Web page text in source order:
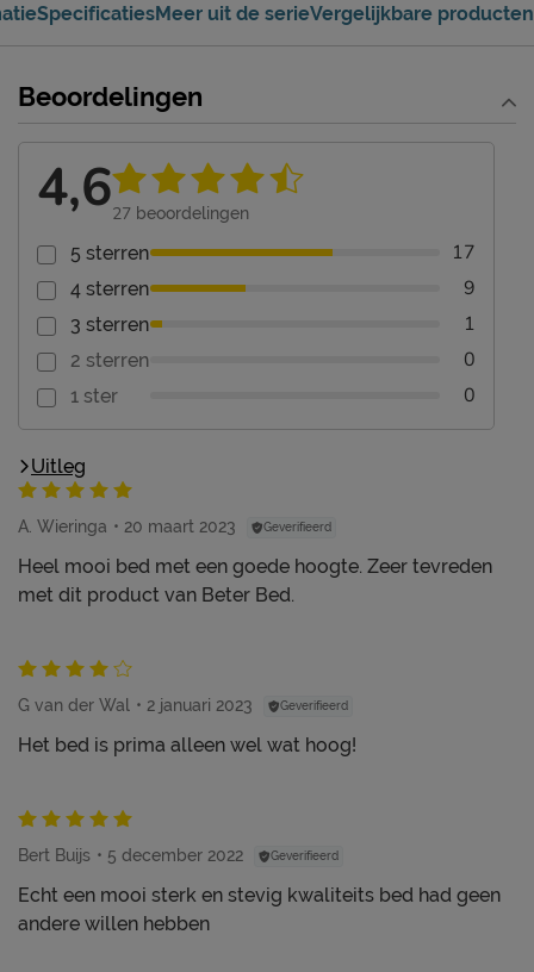
SpecificatiesMeer uit de serieVergelijkbare producten
Beoordelingen
4,627 beoordelingen
5 sterren 17
4 sterren 9
3 sterren 1
2 sterren 0
1 ster 0
Uitleg
A. Wieringa 20 maart 2023 Geverifieerd
Heel mooi bed met een goede hoogte. Zeer tevreden
met dit product van Beter Bed.
G van der Wal 2 januari 2023 Geverifieerd
Het bed is prima alleen wel wat hoog!
Bert Buijs 5 december 2022 Geverifieerd
Echt een mooi sterk en stevig kwaliteits bed had geen
andere willen hebben